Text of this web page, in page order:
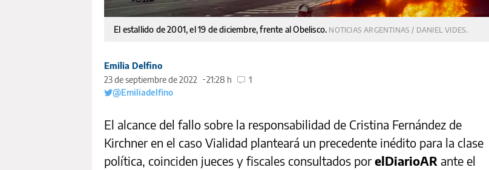
El estallido de 2001, el 19 de diciembre, frente al Obelisco. NOTICIAS ARGENTINAS / DANIEL VIDES.
Emilia Delfino
23 de septiembre de 2022
21:28 h
1
@Emiliadelfino
El alcance del fallo sobre la responsabilidad de Cristina Fernández de
Kirchner en el caso Vialidad planteará un precedente inédito para la clase
política, coinciden jueces y fiscales consultados porelDiarioAR ante el